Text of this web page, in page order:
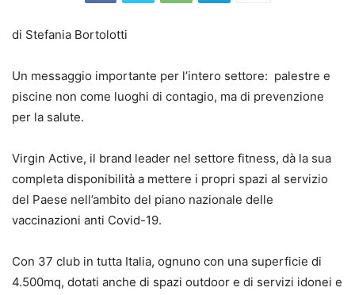
di Stefania Bortolotti
Un messaggio importante per l’intero settore: palestre e
piscine non come luoghi di contagio, ma di prevenzione
per la salute.
Virgin Active, il brand leader nel settore fitness, dà la sua
completa disponibilità a mettere i propri spazi al servizio
del Paese nell’ambito del piano nazionale delle
vaccinazioni anti Covid-19.
Con 37 club in tutta Italia, ognuno con una superficie di
4.500mq, dotati anche di spazi outdoor e di servizi idonei e